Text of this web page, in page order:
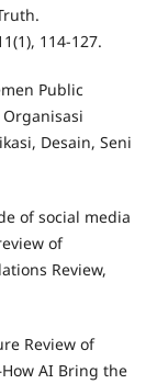
114-127.
Public
Desain, Seni
of social media
of
Review,
Review of
AI Bring the